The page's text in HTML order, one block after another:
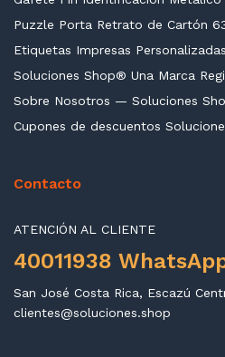
Puzzle Porta Retrato de Cartón
Etiquetas Impresas
Soluciones Shop® Una Marca
Sobre Nosotros — Soluciones
Cupones de descuentos
Contacto
ATENCIÓN AL CLIENTE
40011938
San José Costa Rica, Escazú
clientes@soluciones.shop